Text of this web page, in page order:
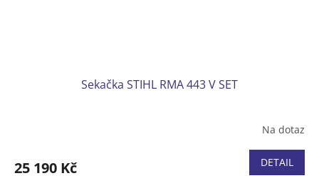
Sekačka STIHL RMA 443 V SET
Na dotaz
25 190 Kč DETAIL